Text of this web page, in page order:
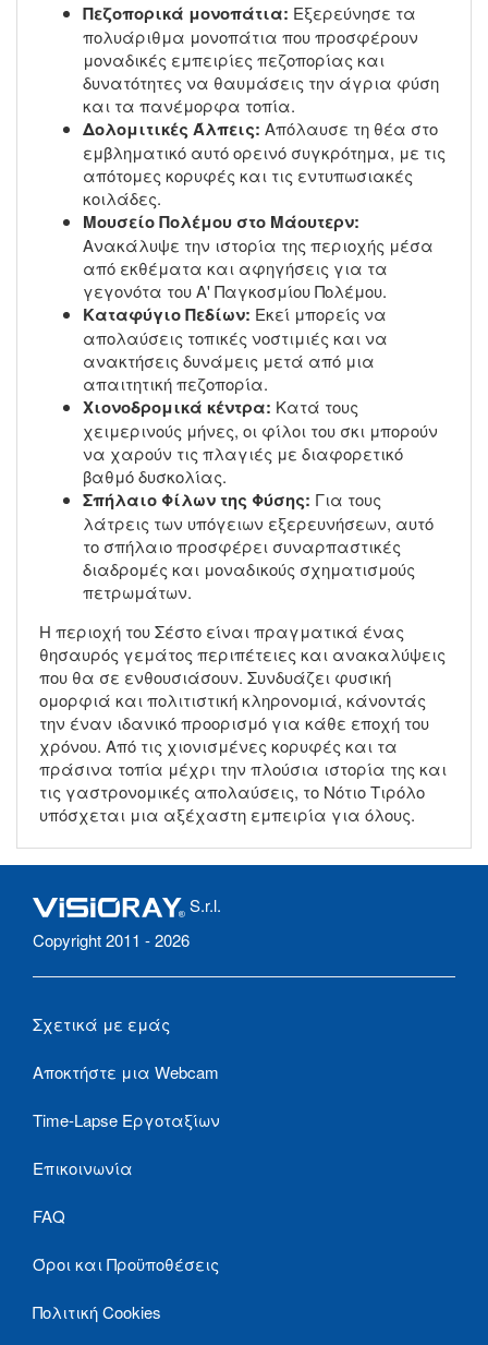
Πεζοπορικά μονοπάτια: Εξερεύνησε τα
πολυάριθμα μονοπάτια που προσφέρουν
μοναδικές εμπειρίες πεζοπορίας και
δυνατότητες να θαυμάσεις την άγρια φύση
και τα πανέμορφα τοπία.
Δολομιτικές Άλπεις: Απόλαυσε τη θέα στο
εμβληματικό αυτό ορεινό συγκρότημα, με τις
απότομες κορυφές και τις εντυπωσιακές
κοιλάδες.
Μουσείο Πολέμου στο Μάουτερν:
Ανακάλυψε την ιστορία της περιοχής μέσα
από εκθέματα και αφηγήσεις για τα
γεγονότα του Α' Παγκοσμίου Πολέμου.
Καταφύγιο Πεδίων: Εκεί μπορείς να
απολαύσεις τοπικές νοστιμιές και να
ανακτήσεις δυνάμεις μετά από μια
απαιτητική πεζοπορία.
Χιονοδρομικά κέντρα: Κατά τους
χειμερινούς μήνες, οι φίλοι του σκι μπορούν
να χαρούν τις πλαγιές με διαφορετικό
βαθμό δυσκολίας.
Σπήλαιο Φίλων της Φύσης: Για τους
λάτρεις των υπόγειων εξερευνήσεων, αυτό
το σπήλαιο προσφέρει συναρπαστικές
διαδρομές και μοναδικούς σχηματισμούς
πετρωμάτων.
Η περιοχή του Σέστο είναι πραγματικά ένας
θησαυρός γεμάτος περιπέτειες και ανακαλύψεις
που θα σε ενθουσιάσουν. Συνδυάζει φυσική
ομορφιά και πολιτιστική κληρονομιά, κάνοντάς
την έναν ιδανικό προορισμό για κάθε εποχή του
χρόνου. Από τις χιονισμένες κορυφές και τα
πράσινα τοπία μέχρι την πλούσια ιστορία της και
τις γαστρονομικές απολαύσεις, το Νότιο Τιρόλο
υπόσχεται μια αξέχαστη εμπειρία για όλους.
S.r.l.
Copyright 2011 - 2026
Σχετικά με εμάς
Αποκτήστε μια Webcam
Time-Lapse Εργοταξίων
Επικοινωνία
FAQ
Όροι και Προϋποθέσεις
Πολιτική Cookies